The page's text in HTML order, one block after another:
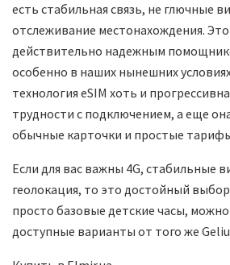
есть стабильная связь, не глючные
отслеживание местонахождения.
действительно надежным
особенно в наших нынешних
технология eSIM хоть и
трудности с подключением, а еще
обычные карточки и простые
Если для вас важны 4G, стабильные
геолокация, то это достойный
просто базовые детские часы,
доступные варианты от того же